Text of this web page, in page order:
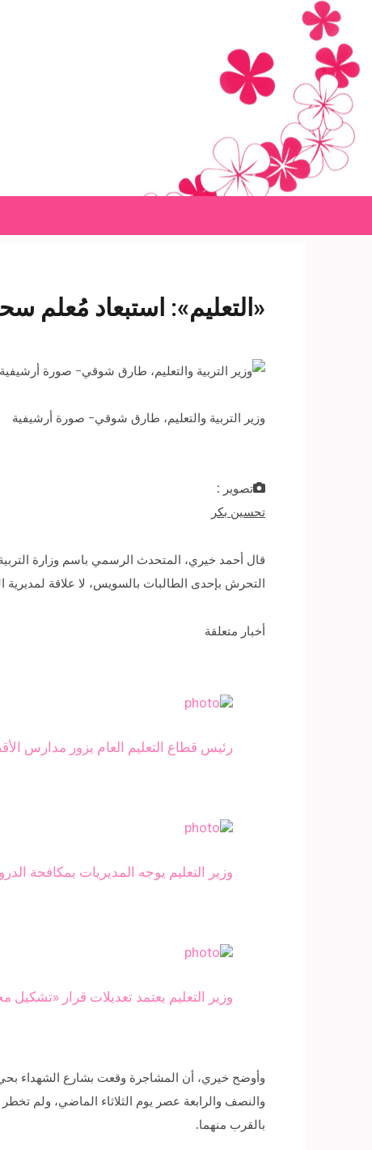
content
(Press
Enter)
«التعليم»: استبعاد مُعلم
وزير التربية والتعليم، طارق شوقي- صورة أرشيفية
تصوير :
تحسين بكر
قال أحمد خيري، المتحدث الرسمي باسم وزارة
التحرش بإحدى الطالبات بالسويس، لا علاقة لمديرية
أخبار متعلقة
رئيس قطاع التعليم العام يزور مدارس
وزير التعليم يوجه المديريات بمكافحة
وزير التعليم يعتمد تعديلات قرار «تشكيل
وأوضح خيري، أن المشاجرة وقعت بشارع الشهداء بحي
والنصف والرابعة عصر يوم الثلاثاء الماضي، ولم
بالقرب منهما.